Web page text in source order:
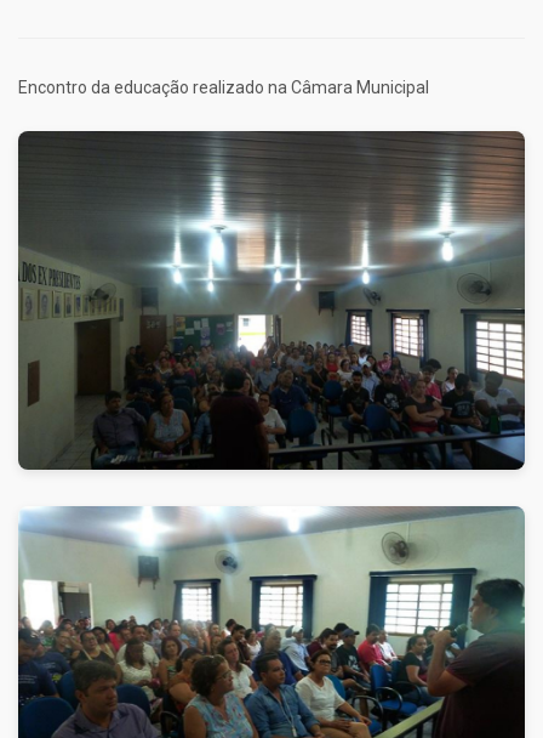
Encontro da educação realizado na Câmara Municipal